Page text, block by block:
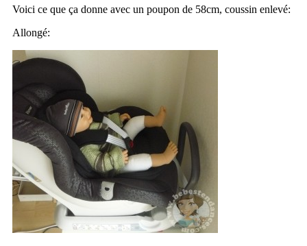
Voici ce que ça donne avec un poupon de 58cm, coussin enlevé:
Allongé: